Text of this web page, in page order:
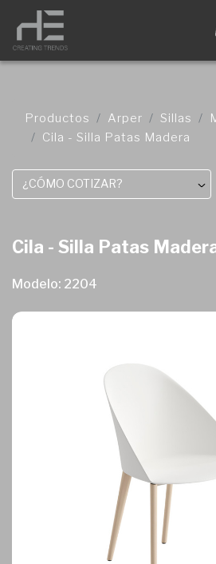
Productos Arper Sillas
Cila - Silla Patas Madera
¿CÓMO COTIZAR?
Cila - Silla Patas
Modelo: 2204